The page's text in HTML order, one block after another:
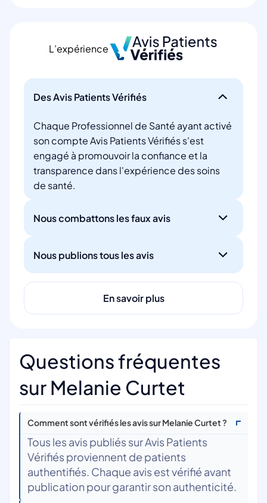
L’expérience
Des Avis Patients Vérifiés
Chaque Professionnel de Santé ayant activé
son compte Avis Patients Vérifiés s'est
engagé à promouvoir la confiance et la
transparence dans l'expérience des soins
de santé.
Nous combattons les faux avis
Nous publions tous les avis
En savoir plus
Questions fréquentes
sur Melanie Curtet
Comment sont vérifiés les avis sur Melanie Curtet ?
Tous les avis publiés sur Avis Patients
Vérifiés proviennent de patients
authentifiés. Chaque avis est vérifié avant
publication pour garantir son authenticité.